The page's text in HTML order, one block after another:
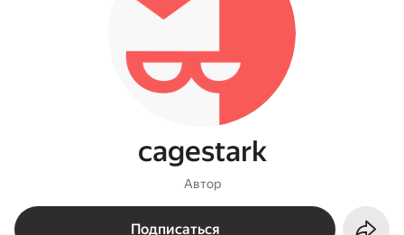
cagestark
Автор
Подписаться